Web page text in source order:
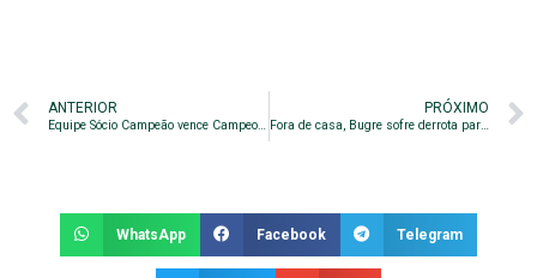
ANTERIOR
Equipe Sócio Campeão vence Campeonato de Futsal Interno
PRÓXIMO
Fora de casa, Bugre sofre derrota para o Criciúma
WhatsApp Facebook Telegram